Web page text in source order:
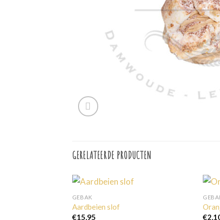
GERELATEERDE PRODUCTEN
GEBAK
Aardbeien slof
€15,95
€